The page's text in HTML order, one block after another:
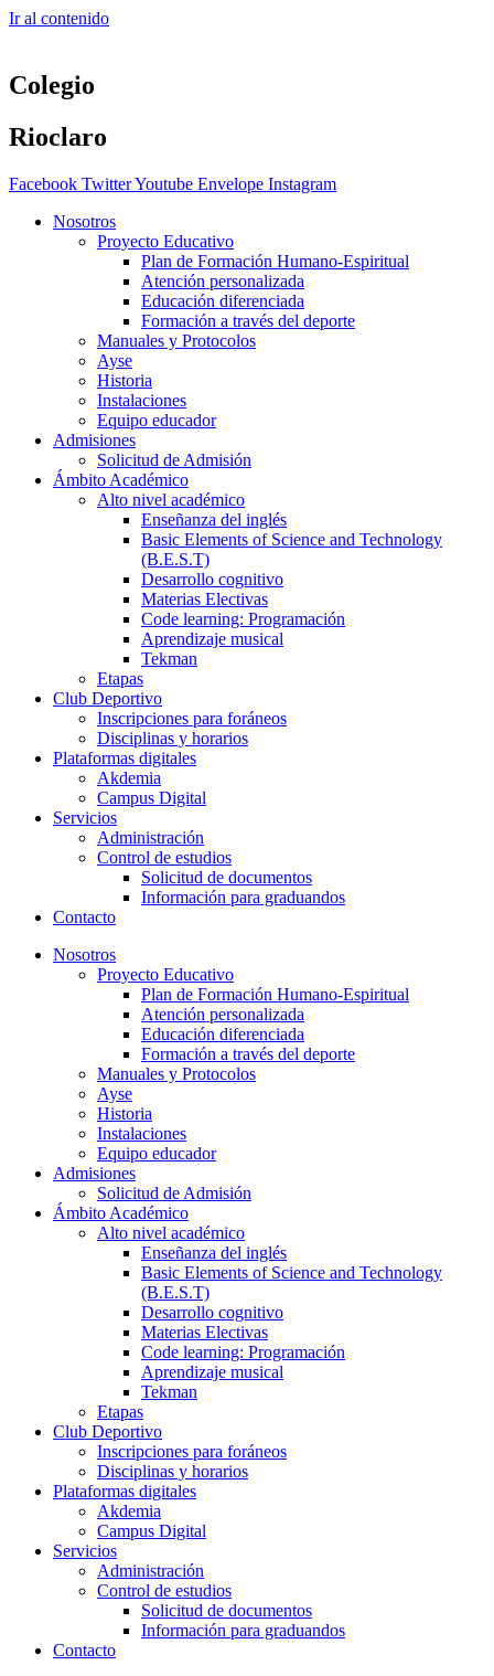
Ir al contenido
Colegio
Rioclaro
Facebook TwitterYoutube Envelope Instagram
Nosotros
Proyecto Educativo
Plan de Formación Humano-Espiritual
Atención personalizada
Educación diferenciada
Formación a través del deporte
Manuales y Protocolos
Ayse
Historia
Instalaciones
Equipo educador
Admisiones
Solicitud de Admisión
Ámbito Académico
Alto nivel académico
Enseñanza del inglés
Basic Elements of Science and Technology
(B.E.S.T)
Desarrollo cognitivo
Materias Electivas
Code learning: Programación
Aprendizaje musical
Tekman
Etapas
Club Deportivo
Inscripciones para foráneos
Disciplinas y horarios
Plataformas digitales
Akdemia
Campus Digital
Servicios
Administración
Control de estudios
Solicitud de documentos
Información para graduandos
Contacto
Nosotros
Proyecto Educativo
Plan de Formación Humano-Espiritual
Atención personalizada
Educación diferenciada
Formación a través del deporte
Manuales y Protocolos
Ayse
Historia
Instalaciones
Equipo educador
Admisiones
Solicitud de Admisión
Ámbito Académico
Alto nivel académico
Enseñanza del inglés
Basic Elements of Science and Technology
(B.E.S.T)
Desarrollo cognitivo
Materias Electivas
Code learning: Programación
Aprendizaje musical
Tekman
Etapas
Club Deportivo
Inscripciones para foráneos
Disciplinas y horarios
Plataformas digitales
Akdemia
Campus Digital
Servicios
Administración
Control de estudios
Solicitud de documentos
Información para graduandos
Contacto